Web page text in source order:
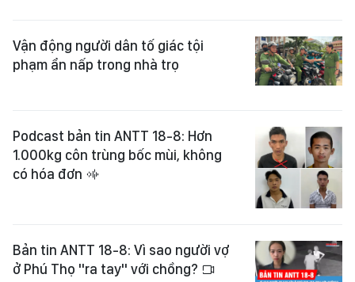
Vận động người dân tố giác tội
phạm ẩn nấp trong nhà trọ
Podcast bản tin ANTT 18-8: Hơn
1.000kg côn trùng bốc mùi, không
có hóa đơn
Bản tin ANTT 18-8: Vì sao người vợ
ở Phú Thọ "ra tay" với chồng?